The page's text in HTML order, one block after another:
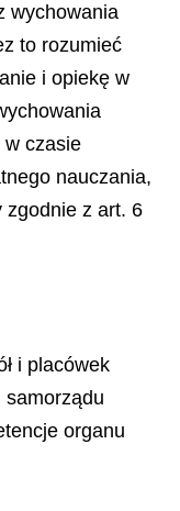
wychowania
to rozumieć
i opiekę w
w czasie
nauczania,
zgodnie z art. 6
i placówek
samorządu
organu